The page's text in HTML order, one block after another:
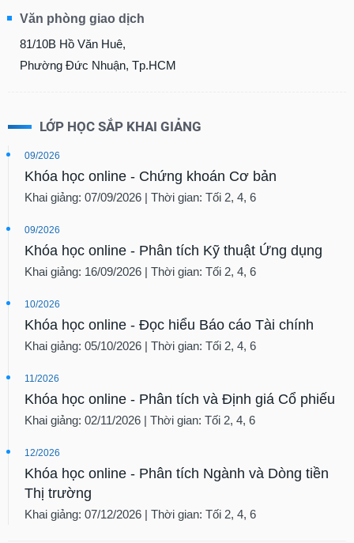
Văn phòng giao dịch
81/10B Hồ Văn Huê,
Phường Đức Nhuận, Tp.HCM
LỚP HỌC SẮP KHAI GIẢNG
09/2026
Khóa học online - Chứng khoán Cơ bản
Khai giảng: 07/09/2026 | Thời gian: Tối 2, 4, 6
09/2026
Khóa học online - Phân tích Kỹ thuật Ứng dụng
Khai giảng: 16/09/2026 | Thời gian: Tối 2, 4, 6
10/2026
Khóa học online - Đọc hiểu Báo cáo Tài chính
Khai giảng: 05/10/2026 | Thời gian: Tối 2, 4, 6
11/2026
Khóa học online - Phân tích và Định giá Cổ phiếu
Khai giảng: 02/11/2026 | Thời gian: Tối 2, 4, 6
12/2026
Khóa học online - Phân tích Ngành và Dòng tiền
Thị trường
Khai giảng: 07/12/2026 | Thời gian: Tối 2, 4, 6